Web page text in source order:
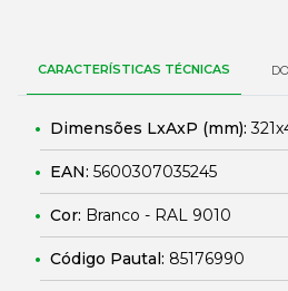
CARACTERÍSTICAS TÉCNICAS
Dimensões LxAxP (mm):
EAN: 5600307035245
Cor: Branco - RAL 9010
Código Pautal: 85176990